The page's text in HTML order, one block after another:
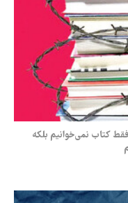
کتاب نمی‌خوانیم بلکه